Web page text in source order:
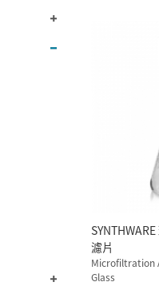
濾片
Microfiltration
Glass